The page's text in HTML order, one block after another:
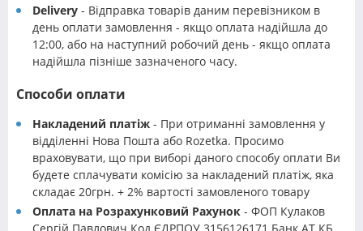
Delivery - Відправка товарів даним перевізником в
день оплати замовлення - якщо оплата надійшла до
12:00, або на наступний робочий день - якщо оплата
надійшла пізніше зазначеного часу.
Способи оплати
Накладений платіж - При отриманні замовлення у
відділенні Нова Пошта або Rozetka. Просимо
враховувати, що при виборі даного способу оплати Ви
будете сплачувати комісію за накладений платіж, яка
складає 20грн. + 2% вартості замовленого товару
Оплата на Розрахунковий Рахунок - ФОП Кулаков